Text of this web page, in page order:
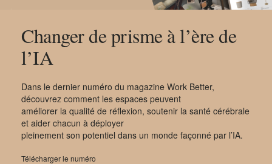
Changer de prisme à l’ère de
l’IA
Dans le dernier numéro du magazine Work Better,
découvrez comment les espaces peuvent
améliorer la qualité de réflexion, soutenir la santé cérébrale
et aider chacun à déployer
pleinement son potentiel dans un monde façonné par l’IA.
Télécharger le numéro